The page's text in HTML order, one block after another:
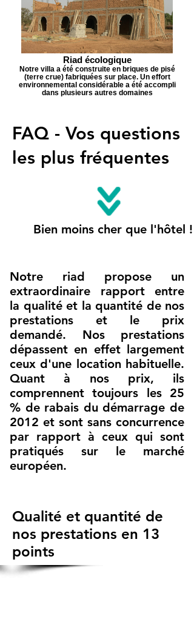
Riad écologique
Notre villa a été construite en briques de pisé
(terre crue) fabriquées sur place. Un effort
environnemental considérable a été accompli
dans plusieurs autres domaines
FAQ - Vos questions
les plus fréquentes
Bien moins cher que l'hôtel !
Notre riad propose un
extraordinaire rapport entre
la qualité et la quantité de nos
prestations et le prix
demandé. Nos prestations
dépassent en effet largement
ceux d'une location habituelle.
Quant à nos prix, ils
comprennent toujours les 25
% de rabais du démarrage de
2012 et sont sans concurrence
par rapport à ceux qui sont
pratiqués sur le marché
européen.
Qualité et quantité de
nos prestations en 13
points